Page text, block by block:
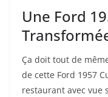
Une Ford
Ça doit tout de
de cette Ford 1957
restaurant avec vue